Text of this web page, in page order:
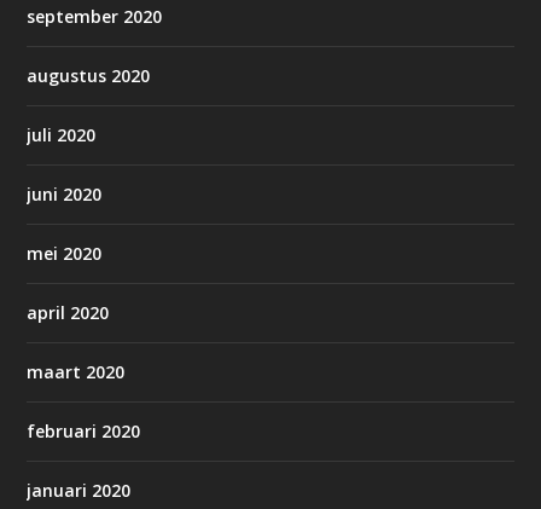
september 2020
augustus 2020
juli 2020
juni 2020
mei 2020
april 2020
maart 2020
februari 2020
januari 2020